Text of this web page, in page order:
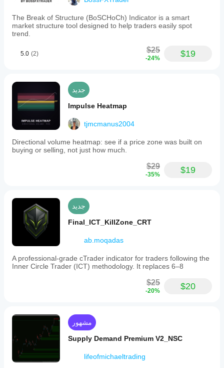
The Break of Structure (BoSCHoCh) Indicator is a smart
market structure tool designed to help traders easily spot
trend.
5.0 (2) $25
-24% $19
جديد
Impulse Heatmap
tjmcmanus2004
Directional volume heatmap: see if a price zone was built on
buying or selling, not just how much.
$29
-35% $19
جديد
Final_ICT_KillZone_CRT
ab.moqadas
A professional-grade cTrader indicator for traders following the
Inner Circle Trader (ICT) methodology. It replaces 6–8
$25
-20% $20
مشهور
Supply Demand Premium V2_NSC
lifeofmichaeltrading